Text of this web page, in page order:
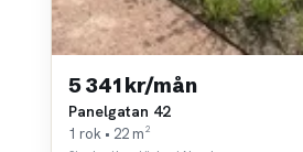
5 341 kr/mån
Panelgatan 42
1 rok • 22 m²